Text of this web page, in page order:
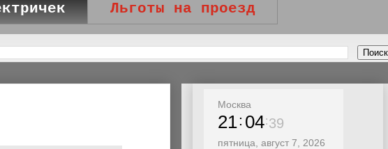
Льготы на проезд
Москва
21 04 40
пятница, август 7, 2026